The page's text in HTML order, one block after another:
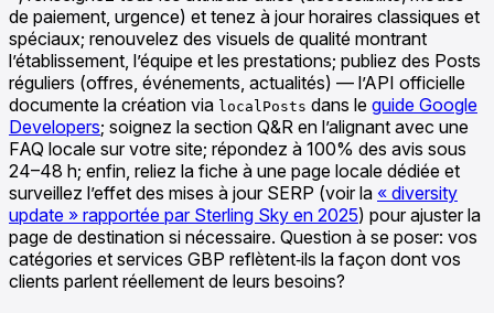
de paiement, urgence) et tenez à jour horaires classiques et
spéciaux; renouvelez des visuels de qualité montrant
l’établissement, l’équipe et les prestations; publiez des Posts
réguliers (offres, événements, actualités) — l’API officielle
documente la création via localPosts dans le guide Google
Developers; soignez la section Q&R en l’alignant avec une
FAQ locale sur votre site; répondez à 100% des avis sous
24–48 h; enfin, reliez la fiche à une page locale dédiée et
surveillez l’effet des mises à jour SERP (voir la « diversity
update » rapportée par Sterling Sky en 2025) pour ajuster la
page de destination si nécessaire. Question à se poser: vos
catégories et services GBP reflètent‑ils la façon dont vos
clients parlent réellement de leurs besoins?